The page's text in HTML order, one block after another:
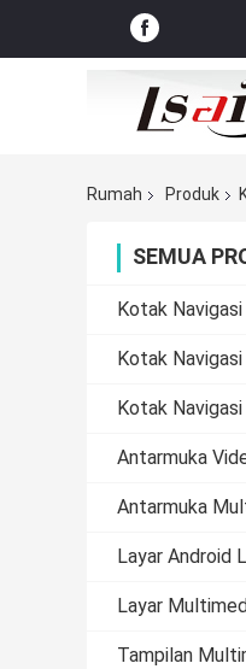
Rumah Produk
SEMUA
Kotak Navigasi
Kotak
Kotak Navigasi
Antarmuka
Antarmuka
Layar Android
Layar
Tampilan